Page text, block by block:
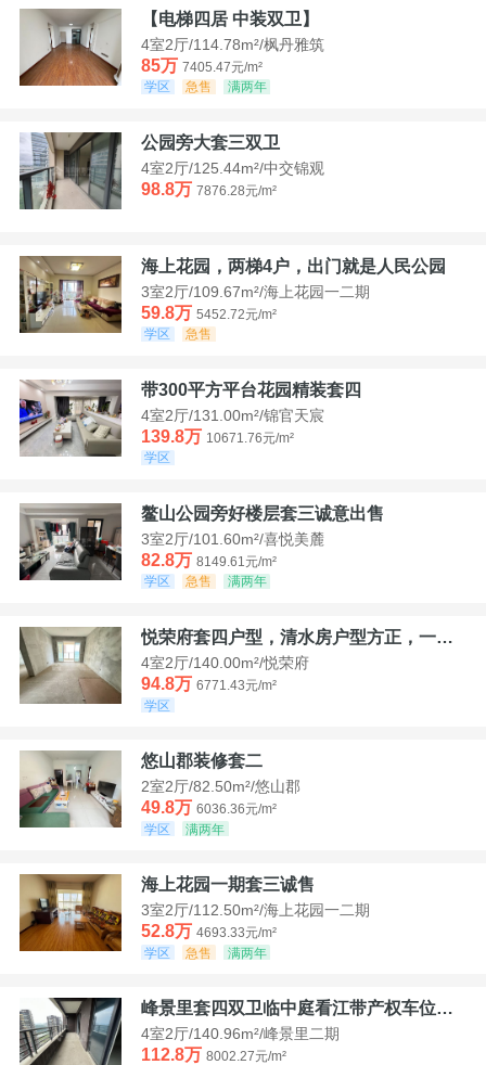
【电梯四居 中装双卫】
4室2厅/114.78m²/枫丹雅筑
85万 7405.47元/m²
学区
急售 满两年
公园旁大套三双卫
4室2厅/125.44m²/中交锦观
98.8万 7876.28元/m²
海上花园，两梯4户，出门就是人民公园
3室2厅/109.67m²/海上花园一二期
59.8万 5452.72元/m²
学区
急售
带300平方平台花园精装套四
4室2厅/131.00m²/锦官天宸
139.8万 10671.76元/m²
学区
鳌山公园旁好楼层套三诚意出售
3室2厅/101.60m²/喜悦美麓
82.8万 8149.61元/m²
学区
急售 满两年
悦荣府套四户型，清水房户型方正，一口价94，8
4室2厅/140.00m²/悦荣府
94.8万 6771.43元/m²
学区
悠山郡装修套二
2室2厅/82.50m²/悠山郡
49.8万 6036.36元/m²
学区
满两年
海上花园一期套三诚售
3室2厅/112.50m²/海上花园一二期
52.8万 4693.33元/m²
学区
急售 满两年
峰景里套四双卫临中庭看江带产权车位诚售
4室2厅/140.96m²/峰景里二期
112.8万 8002.27元/m²